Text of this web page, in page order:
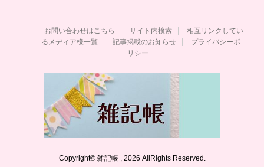
お問い合わせはこちら サイト内検索
相互リンクしてい
るメディア様一覧
記事掲載のお知らせ
プライバシーポ
リシー
Copyright© 雑記帳 , 2026 AllRights Reserved.